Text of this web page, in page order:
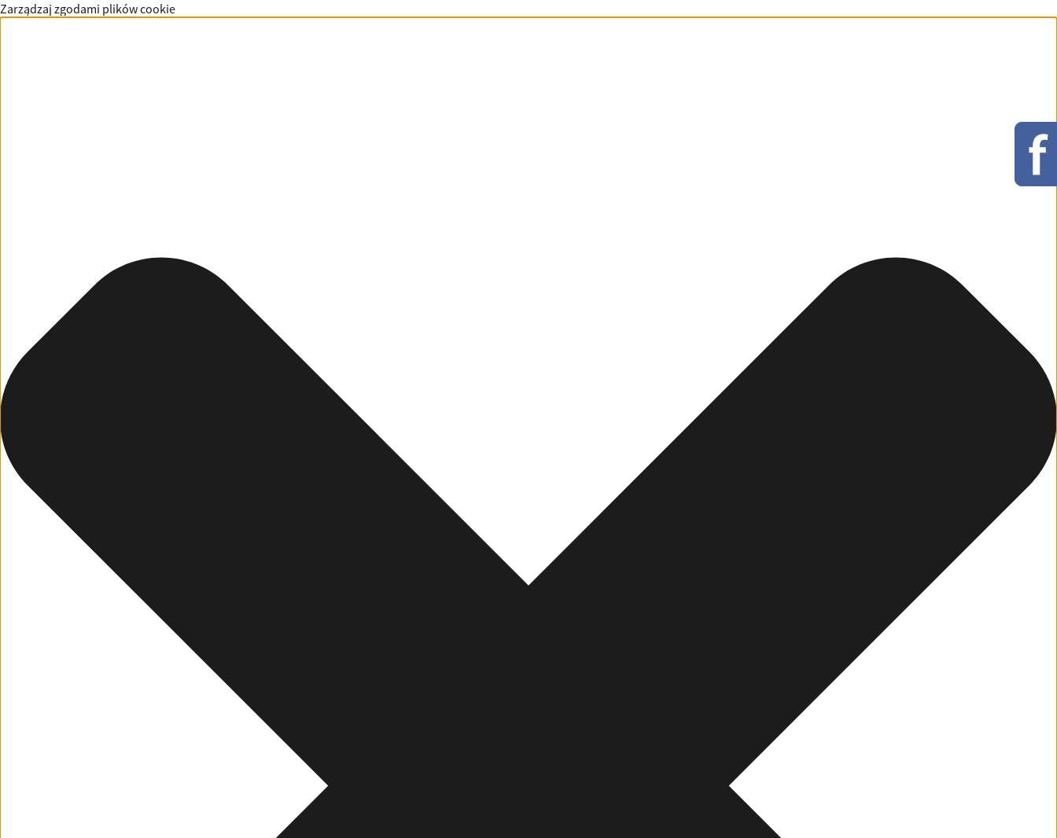
Zarządzaj zgodami plików cookie